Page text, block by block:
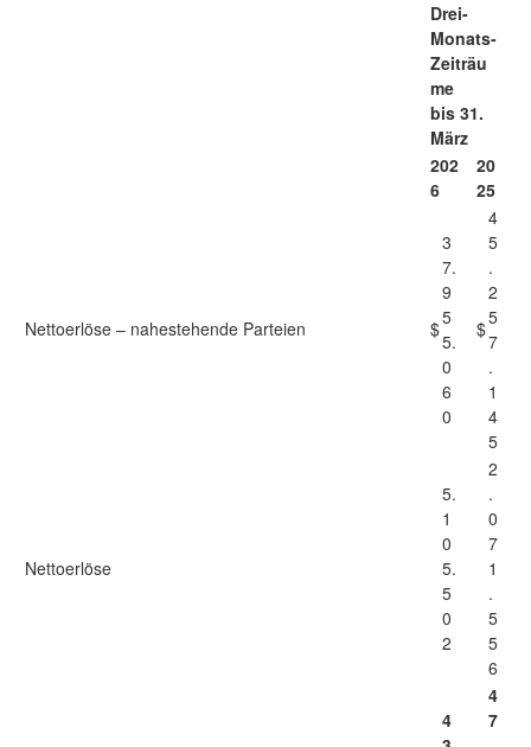
Drei-
Monats-
Zeiträu
me
bis 31.
März
202
6
20
25
Nettoerlöse – nahestehende Parteien $
3
7.
9
5
5.
0
6
0
$
4
5
.
2
5
7
.
1
4
5
Nettoerlöse
5.
1
0
5.
5
0
2
2
.
0
7
1
.
5
5
6
4
4
7